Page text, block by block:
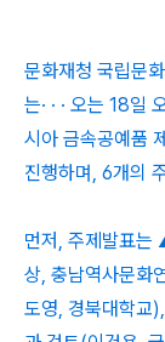
문화재청 국립문
는· · · 오는 18일
시아 금속공예품
진행하며, 6개의
먼저, 주제발표는
상, 충남역사문화
도영, 경북대학교